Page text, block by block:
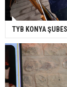
TYB KONYA